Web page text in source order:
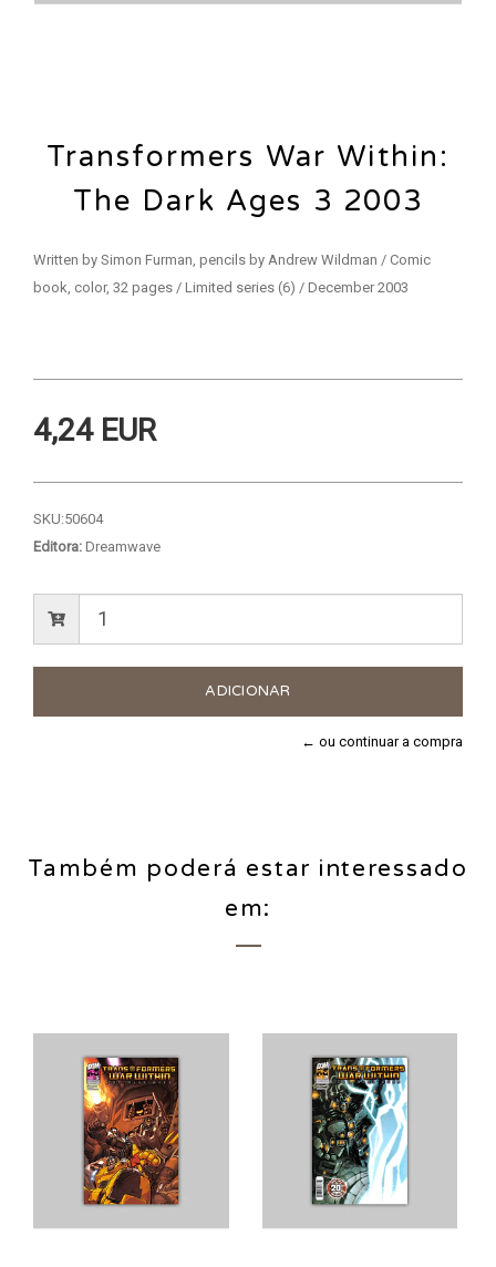
Transformers War Within:
The Dark Ages 3 2003
Written by Simon Furman, pencils by Andrew Wildman / Comic
book, color, 32 pages / Limited series (6) / December 2003
4,24 EUR
SKU:50604
Editora: Dreamwave
← ou continuar a compra
Também poderá estar interessado
em: